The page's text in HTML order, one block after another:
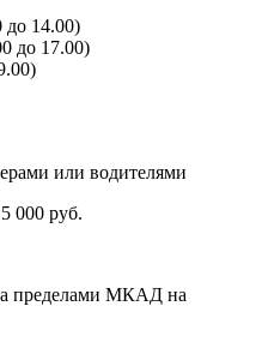
до 14.00)
до 17.00)
или водителями
000 руб.
пределами МКАД на